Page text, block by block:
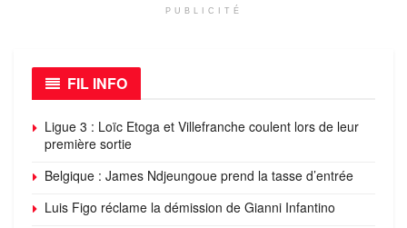
PUBLICITÉ
FIL INFO
Ligue 3 : Loïc Etoga et Villefranche coulent lors de leur
première sortie
Belgique : James Ndjeungoue prend la tasse d’entrée
Luis Figo réclame la démission de Gianni Infantino